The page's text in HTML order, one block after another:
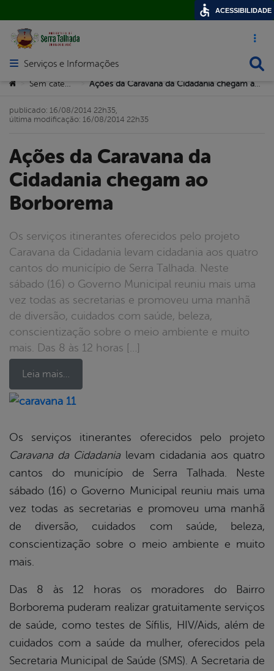
Acesso
Abrir menu principal de navegação
Serviços e Informações
Você está aqui:
> >
Ações da Caravana da
Cidadania chegam ao
Borborema
Os serviços itinerantes oferecidos pelo projeto
Caravana da Cidadania levam cidadania aos quatro
cantos do município de Serra Talhada. Neste
sábado (16) o Governo Municipal reuniu mais uma
vez todas as secretarias e promoveu uma manhã
de diversão, cuidados com saúde, beleza,
conscientização sobre o meio ambiente e muito
mais. Das 8 às 12 horas […]
Leia mais…
publicado: 16/08/2014 22h35,
última modificação: 16/08/2014 22h35
Os serviços itinerantes oferecidos pelo projeto
Caravana da Cidadanialevam cidadania aos quatro
cantos do município de Serra Talhada. Neste
sábado (16) o Governo Municipal reuniu mais uma
vez todas as secretarias e promoveu uma manhã
de diversão, cuidados com saúde, beleza,
conscientização sobre o meio ambiente e muito
mais.
Das 8 às 12 horas os moradores do Bairro
Borborema puderam realizar gratuitamente serviços
de saúde, como testes de Sífilis, HIV/Aids, além de
cuidados com a saúde da mulher, oferecidos pela
Secretaria Municipal de Saúde (SMS). A Secretaria de
ACESSIBILIDADE